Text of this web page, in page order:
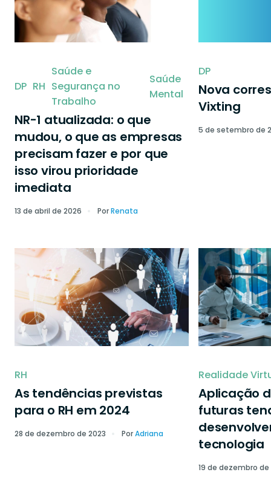
DP RH
Saúde e
Segurança no
Trabalho
Saúde
Mental
NR-1 atualizada: o que
mudou, o que as empresas
precisam fazer e por que
isso virou prioridade
imediata
13 de abril de 2026 PorRenata
DP
Nova
Vixting
5 de setembro de
RH
As tendências previstas
para o RH em 2024
28 de dezembro de 2023 PorAdriana
Realidade
Aplicação
futuras
tecnologia
19 de dezembro de